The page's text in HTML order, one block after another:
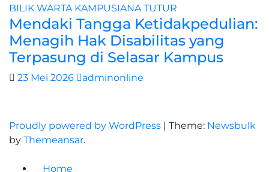
BILIK WARTA KAMPUSIANATUTUR
Mendaki Tangga Ketidakpedulian:
Menagih Hak Disabilitas yang
Terpasung di Selasar Kampus
23 Mei 2026 adminonline
Proudly powered by WordPress | Theme: Newsbulk
by Themeansar.
Home